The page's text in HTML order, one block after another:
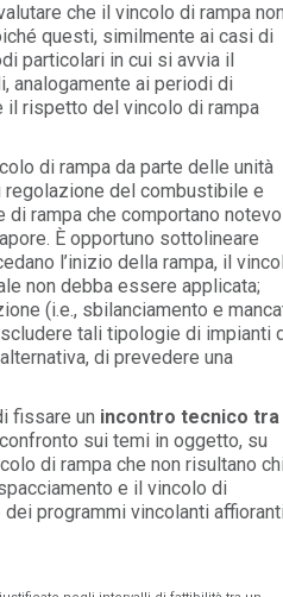
che il vincolo di rampa non
questi, similmente ai casi di
particolari in cui si avvia il
analogamente ai periodi di
il rispetto del vincolo di rampa
di rampa da parte delle unità
regolazione del combustibile e
rampa che comportano
È opportuno sottolineare
l’inizio della rampa, il
non debba essere applicata;
(i.e., sbilanciamento e
tali tipologie di impianti
di prevedere una
fissare un incontro tecnico tra
sui temi in oggetto, su
di rampa che non risultano
e il vincolo di
programmi vincolanti